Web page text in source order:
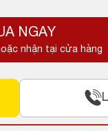
NGAY
nhận tại cửa hàng